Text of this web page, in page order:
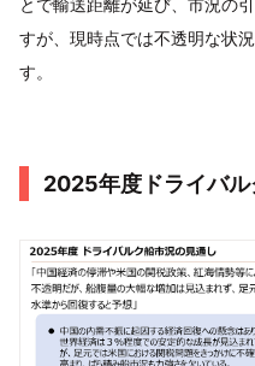
すが、現時点では不透明な状
す。
2025年度ドライバル